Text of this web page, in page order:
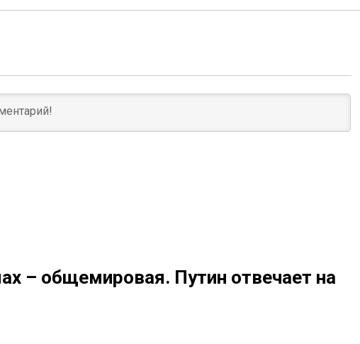
– общемировая. Путин отвечает на